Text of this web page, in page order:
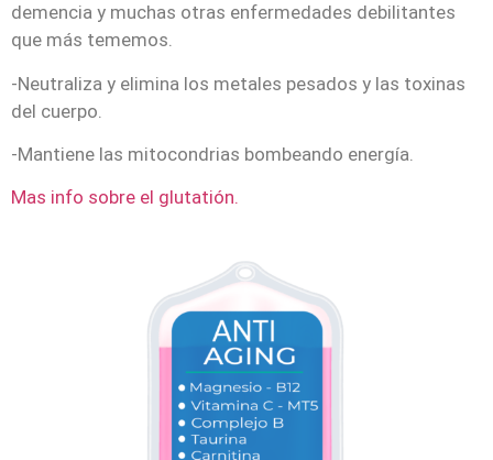
demencia y muchas otras enfermedades debilitantes
que más tememos.
-Neutraliza y elimina los metales pesados y las toxinas
del cuerpo.
-Mantiene las mitocondrias bombeando energía.
Mas info sobre el glutatión.